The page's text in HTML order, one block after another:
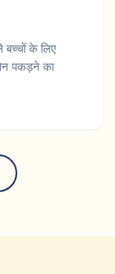
बच्चों के लिए
पकड़ने का